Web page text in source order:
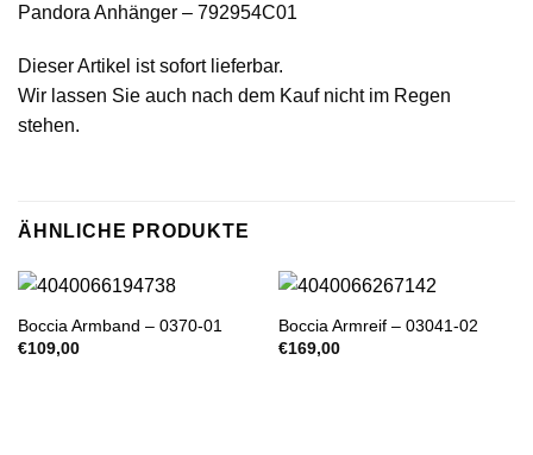
Pandora Anhänger – 792954C01
Dieser Artikel ist sofort lieferbar.
Wir lassen Sie auch nach dem Kauf nicht im Regen
stehen.
ÄHNLICHE PRODUKTE
Boccia Armband – 0370-01
€109,00
Boccia Armreif – 03041-02
€169,00